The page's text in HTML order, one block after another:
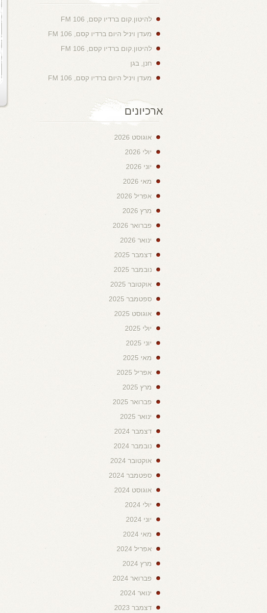
להיטון.קום ברדיו קסם, 106 FM
מעדן ויניל היום ברדיו קסם, 106 FM
להיטון.קום ברדיו קסם, 106 FM
חנן, בגן
מעדן ויניל היום ברדיו קסם, 106 FM
ארכיונים
אוגוסט 2026
יולי 2026
יוני 2026
מאי 2026
אפריל 2026
מרץ 2026
פברואר 2026
ינואר 2026
דצמבר 2025
נובמבר 2025
אוקטובר 2025
ספטמבר 2025
אוגוסט 2025
יולי 2025
יוני 2025
מאי 2025
אפריל 2025
מרץ 2025
פברואר 2025
ינואר 2025
דצמבר 2024
נובמבר 2024
אוקטובר 2024
ספטמבר 2024
אוגוסט 2024
יולי 2024
יוני 2024
מאי 2024
אפריל 2024
מרץ 2024
פברואר 2024
ינואר 2024
דצמבר 2023